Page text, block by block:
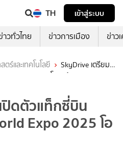
TH
เข้าสู่ระบบ
าวทั่วไทย ข่าวการเมือง ข่าว
ร์และเทคโนโลยี
SkyDrive เตรียม
Expo 2025 โอซาก้า
ปิดตัวแท็กซี่บิน
Expo 2025 โอ